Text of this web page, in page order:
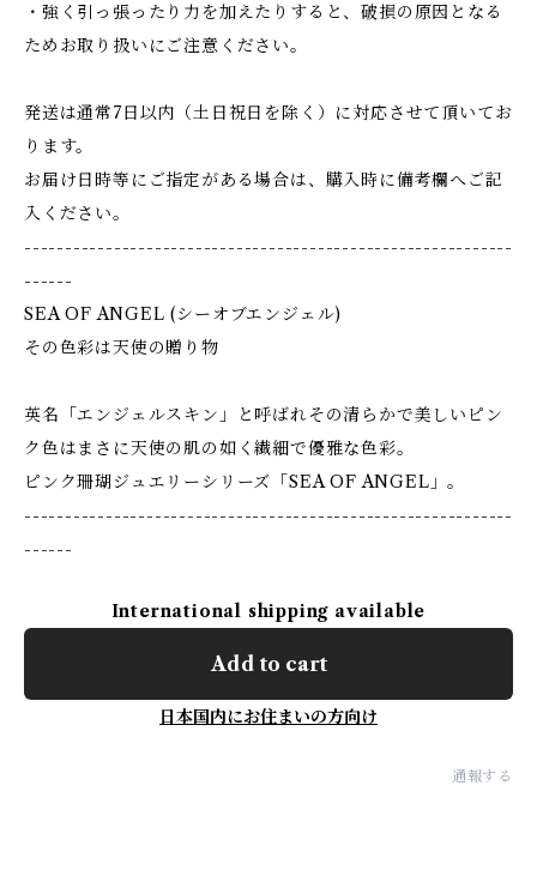
・強く引っ張ったり力を加えたりすると、破損の原因となる
ためお取り扱いにご注意ください。
発送は通常7日以内（土日祝日を除く）に対応させて頂いてお
ります。
お届け日時等にご指定がある場合は、購入時に備考欄へご記
入ください。
------------------------------------------------------------
------
SEA OF ANGEL (シーオブエンジェル)
その色彩は天使の贈り物
英名「エンジェルスキン」と呼ばれその清らかで美しいピン
ク色はまさに天使の肌の如く繊細で優雅な色彩。
ピンク珊瑚ジュエリーシリーズ「SEA OF ANGEL」。
------------------------------------------------------------
------
International shipping available
Add to cart
日本国内にお住まいの方向け
通報する